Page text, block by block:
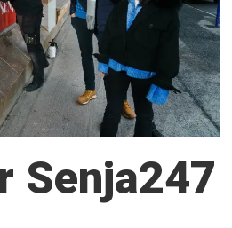
Senja247